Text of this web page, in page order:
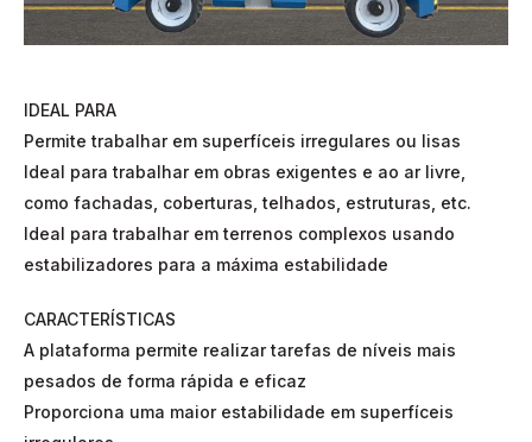
IDEAL PARA
Permite trabalhar em superfíceis irregulares ou lisas
Ideal para trabalhar em obras exigentes e ao ar livre,
como fachadas, coberturas, telhados, estruturas, etc.
Ideal para trabalhar em terrenos complexos usando
estabilizadores para a máxima estabilidade
CARACTERÍSTICAS
A plataforma permite realizar tarefas de níveis mais
pesados de forma rápida e eficaz
Proporciona uma maior estabilidade em superfíceis